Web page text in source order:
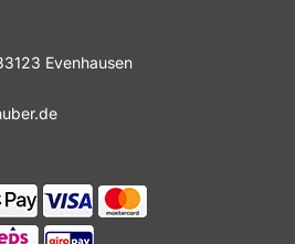
Evenhausen